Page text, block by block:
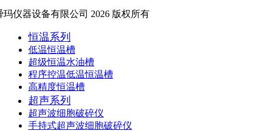
玛仪器设备有限公司 2026 版权所有
恒温系列
低温恒温槽
超级恒温水油槽
程序控温低温恒温槽
高精度恒温槽
超声系列
超声波细胞破碎仪
手持式超声波细胞破碎仪